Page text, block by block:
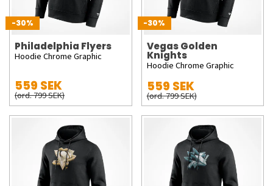
-30%
Philadelphia Flyers
Hoodie Chrome Graphic
559 SEK
(ord. 799 SEK)
-30%
Vegas Golden
Knights
Hoodie Chrome Graphic
559 SEK
(ord. 799 SEK)